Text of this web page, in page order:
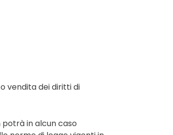
vendita dei diritti di
in alcun caso